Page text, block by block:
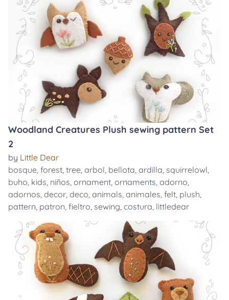
Woodland Creatures Plush sewing pattern Set
2
by Little Dear
bosque, forest, tree, arbol, bellota, ardilla, squirrelowl,
buho, kids, niños, ornament, ornaments, adorno,
adornos, decor, deco, animals, animales, felt, plush,
pattern, patron, fieltro, sewing, costura, littledear